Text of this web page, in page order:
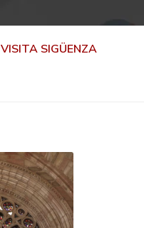
VISITA SIGÜENZA